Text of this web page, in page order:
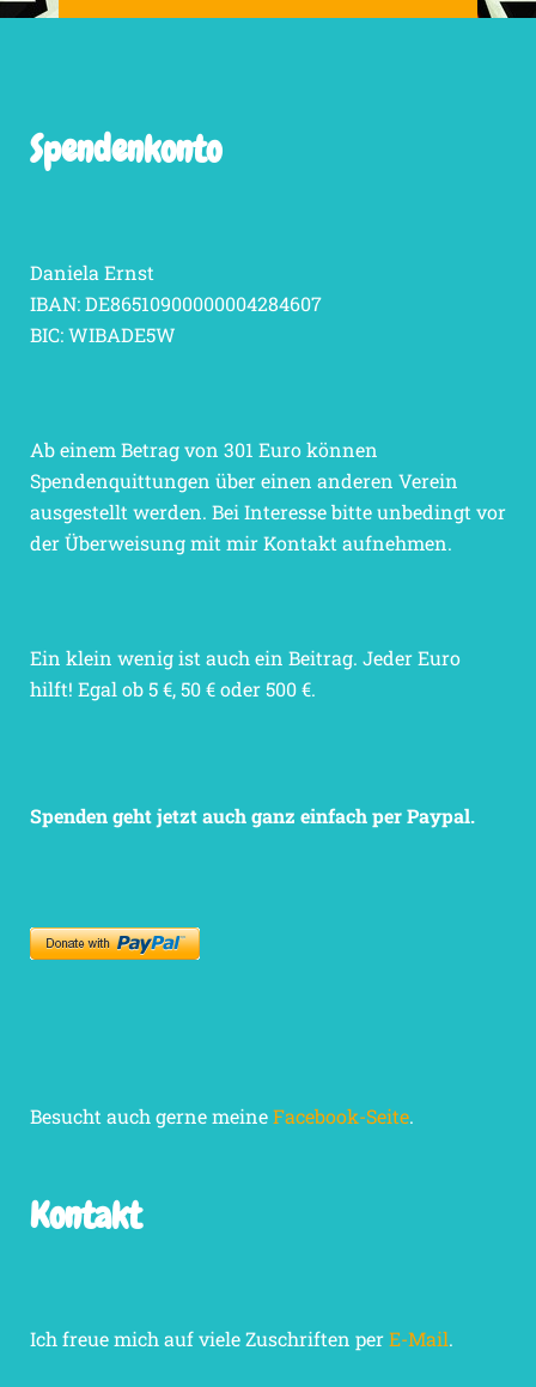
Spendenkonto
Daniela Ernst
IBAN: DE86510900000004284607
BIC: WIBADE5W
Ab einem Betrag von 301 Euro können
Spendenquittungen über einen anderen Verein
ausgestellt werden. Bei Interesse bitte unbedingt vor
der Überweisung mit mir Kontakt aufnehmen.
Ein klein wenig ist auch ein Beitrag. Jeder Euro
hilft! Egal ob 5 €, 50 € oder 500 €.
Spenden geht jetzt auch ganz einfach per Paypal.
Besucht auch gerne meineFacebook-Seite.
Kontakt
Ich freue mich auf viele Zuschriften perE-Mail.